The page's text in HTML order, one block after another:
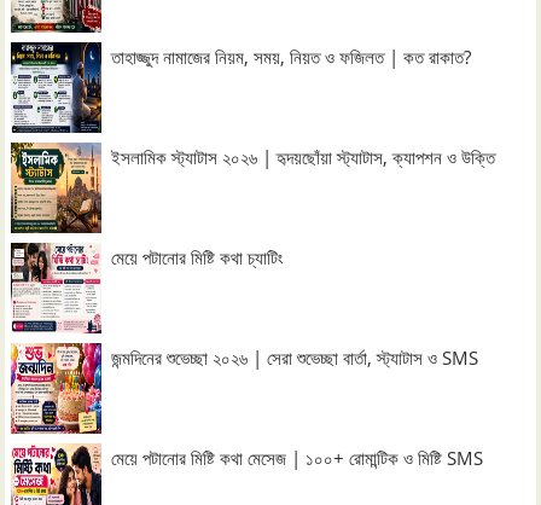
তাহাজ্জুদ নামাজের নিয়ম, সময়, নিয়ত ও ফজিলত | কত রাকাত?
ইসলামিক স্ট্যাটাস ২০২৬ | হৃদয়ছোঁয়া স্ট্যাটাস, ক্যাপশন ও উক্তি
মেয়ে পটানোর মিষ্টি কথা চ্যাটিং
জন্মদিনের শুভেচ্ছা ২০২৬ | সেরা শুভেচ্ছা বার্তা, স্ট্যাটাস ও SMS
মেয়ে পটানোর মিষ্টি কথা মেসেজ | ১০০+ রোমান্টিক ও মিষ্টি SMS